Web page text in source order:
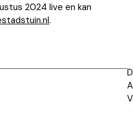
2024 live en kan
.